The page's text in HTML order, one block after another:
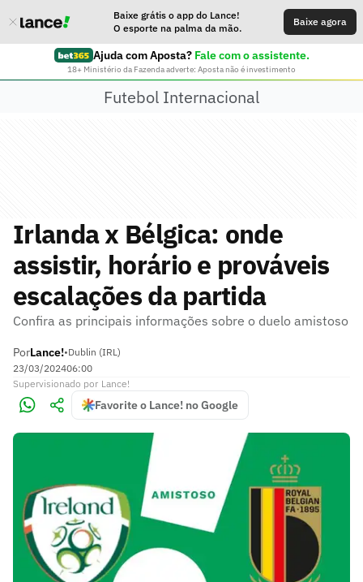
Baixe grátis o app do Lance!
O esporte na palma da mão.
Baixe agora
Ajuda com Aposta? Fale com o assistente.
18+ Ministério da Fazenda adverte: Aposta não é investimento
Futebol Internacional
Irlanda x Bélgica: onde
assistir, horário e prováveis
escalações da partida
Confira as principais informações sobre o duelo amistoso
PorLance!•Dublin (IRL)
23/03/202406:00
Supervisionado por Lance!
Favorite o Lance! no Google